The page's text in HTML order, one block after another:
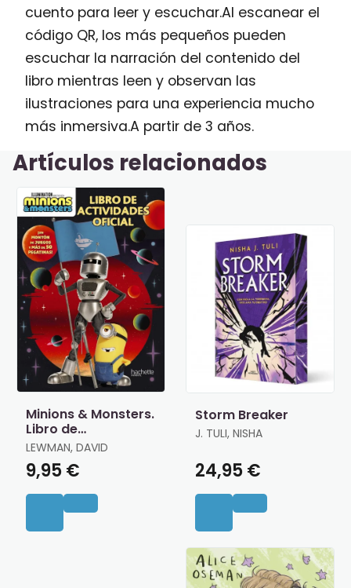
cuento para leer y escuchar.Al escanear el
código QR, los más pequeños pueden
escuchar la narración del contenido del
libro mientras leen y observan las
ilustraciones para una experiencia mucho
más inmersiva.A partir de 3 años.
Artículos relacionados
Minions & Monsters.
Libro de
Actividades Oficial
LEWMAN, DAVID
9,95 €
Storm Breaker
J. TULI, NISHA
24,95 €